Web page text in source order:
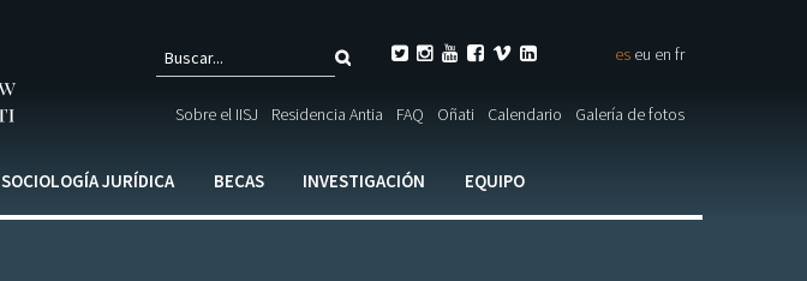
Formulario
de
búsqueda
Buscar
       es eu en fr
Sobre el IISJ Residencia Antia FAQ Oñati Calendario Galería de fotos
SOCIOLOGÍA JURÍDICA BECAS INVESTIGACIÓN EQUIPO